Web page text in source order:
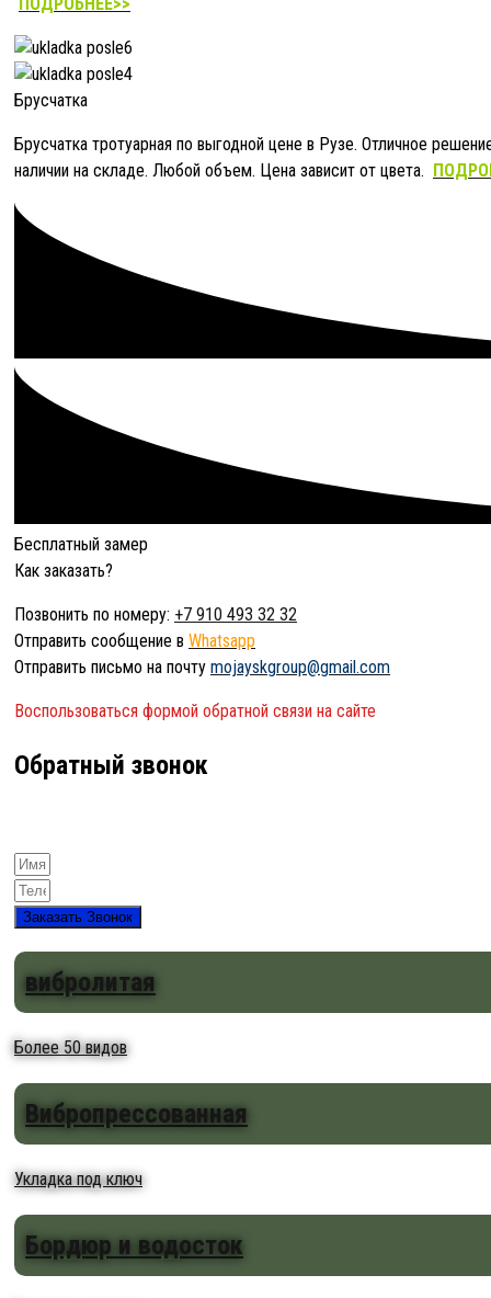
Брусчатка
Брусчатка тротуарная по выгодной цене в Рузе. Отличное
наличии на складе. Любой объем. Цена зависит от цвета.
Бесплатный замер
Как заказать?
Позвонить по номеру: +7 910 493 32 32
Отправить сообщение в Whatsapp
Отправить письмо на почту mojayskgroup@gmail.com
Воспользоваться формой обратной связи на сайте
Обратный звонок
Заказать Звонок
вибролитая
Более 50 видов
Вибропрессованная
Укладка под ключ
Бордюр и водосток